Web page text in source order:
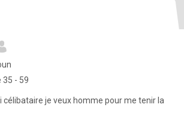
35 - 59
célibataire je veux homme pour me tenir la